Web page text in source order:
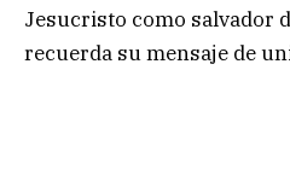
Jesucristo como salvador
recuerda su mensaje de